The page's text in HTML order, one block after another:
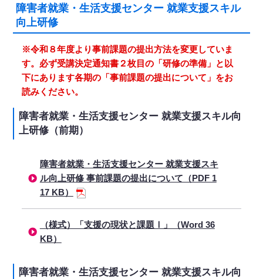
障害者就業・生活支援センター 就業支援スキル
向上研修
※令和８年度より事前課題の提出方法を変更していま
す。必ず受講決定通知書２枚目の「研修の準備」と以
下にあります各期の「事前課題の提出について」をお
読みください。
障害者就業・生活支援センター 就業支援スキル向
上研修（前期）
障害者就業・生活支援センター 就業支援スキ
ル向上研修 事前課題の提出について（PDF 1
17 KB）
（様式）「支援の現状と課題Ⅰ」（Word 36
KB）
障害者就業・生活支援センター 就業支援スキル向